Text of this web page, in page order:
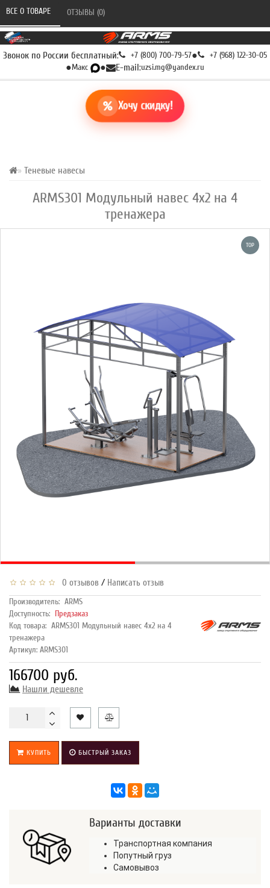
Звонок по России бесплатный: +7 (800) 700-79-57● +7 (968) 122-30-05
●Макс ● E-mail:uzsi.mg@yandex.ru
Хочу скидку!
Теневые навесы
ARMS301 Модульный навес 4х2 на 4
тренажера
ВСЕ О ТОВАРЕ ОТЗЫВЫ (0)
TOP
0 отзывов / Написать отзыв
Производитель: ARMS
Доступность: Предзаказ
Код товара: ARMS301 Модульный навес 4х2 на 4
тренажера
Артикул: ARMS301
166700 руб.
Нашли дешевле
КУПИТЬ БЫСТРЫЙ ЗАКАЗ
Варианты доставки
Транспортная компания
Попутный груз
Самовывоз